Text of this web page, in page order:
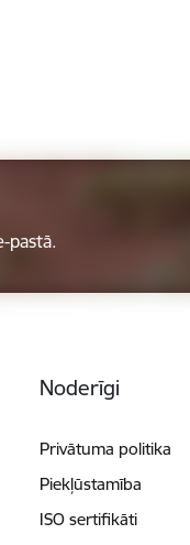
pastā.
Noderīgi
Privātuma politika
Piekļūstamība
ISO sertifikāti